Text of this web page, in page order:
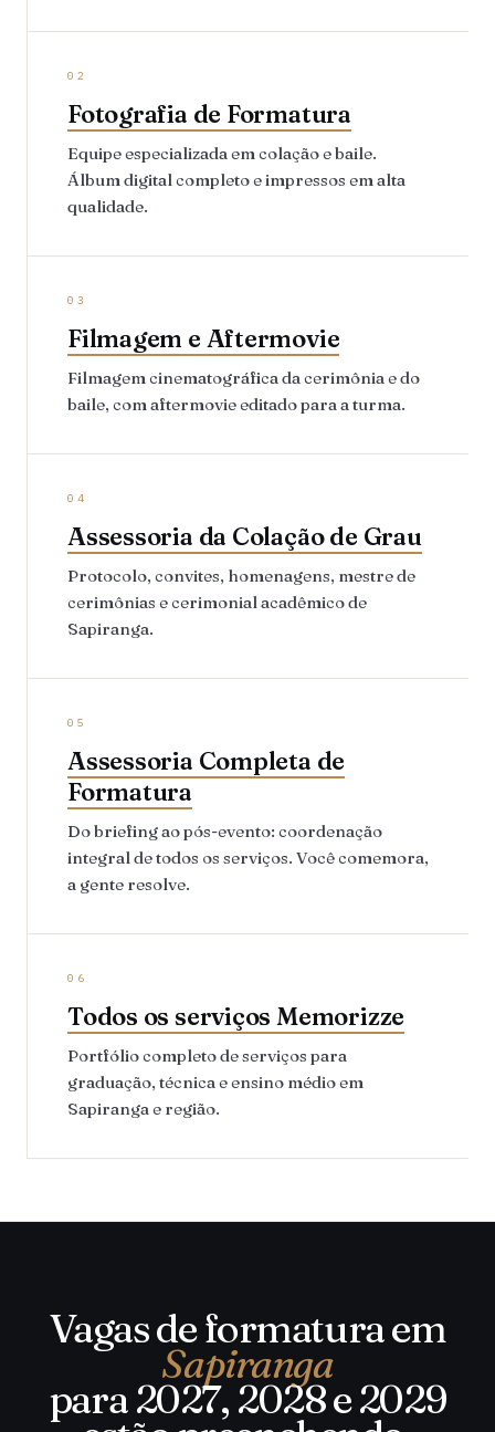
02
Fotografia de Formatura
Equipe especializada em colação e baile.
Álbum digital completo e impressos em alta
qualidade.
03
Filmagem e Aftermovie
Filmagem cinematográfica da cerimônia e do
baile, com aftermovie editado para a turma.
04
Assessoria da Colação de Grau
Protocolo, convites, homenagens, mestre de
cerimônias e cerimonial acadêmico de
Sapiranga.
05
Assessoria Completa de
Formatura
Do briefing ao pós-evento: coordenação
integral de todos os serviços. Você comemora,
a gente resolve.
06
Todos os serviços Memorizze
Portfólio completo de serviços para
graduação, técnica e ensino médio em
Sapiranga e região.
Vagas de formatura em
Sapiranga
para 2027, 2028 e 2029